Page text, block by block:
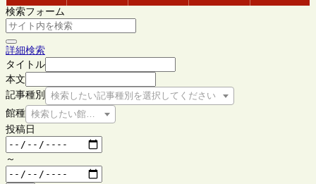
検索フォーム
詳細検索
タイトル
本文
記事種別
検索したい記事種別を選択してください
館種 検索したい館種を選択してください
投稿日
～